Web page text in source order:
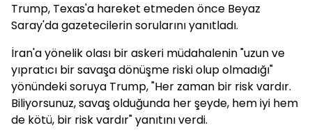
Trump, Texas'a hareket etmeden önce Beyaz
Saray'da gazetecilerin sorularını yanıtladı.
İran'a yönelik olası bir askeri müdahalenin "uzun ve
yıpratıcı bir savaşa dönüşme riski olup olmadığı"
yönündeki soruya Trump, "Her zaman bir risk vardır.
Biliyorsunuz, savaş olduğunda her şeyde, hem iyi hem
de kötü, bir risk vardır" yanıtını verdi.